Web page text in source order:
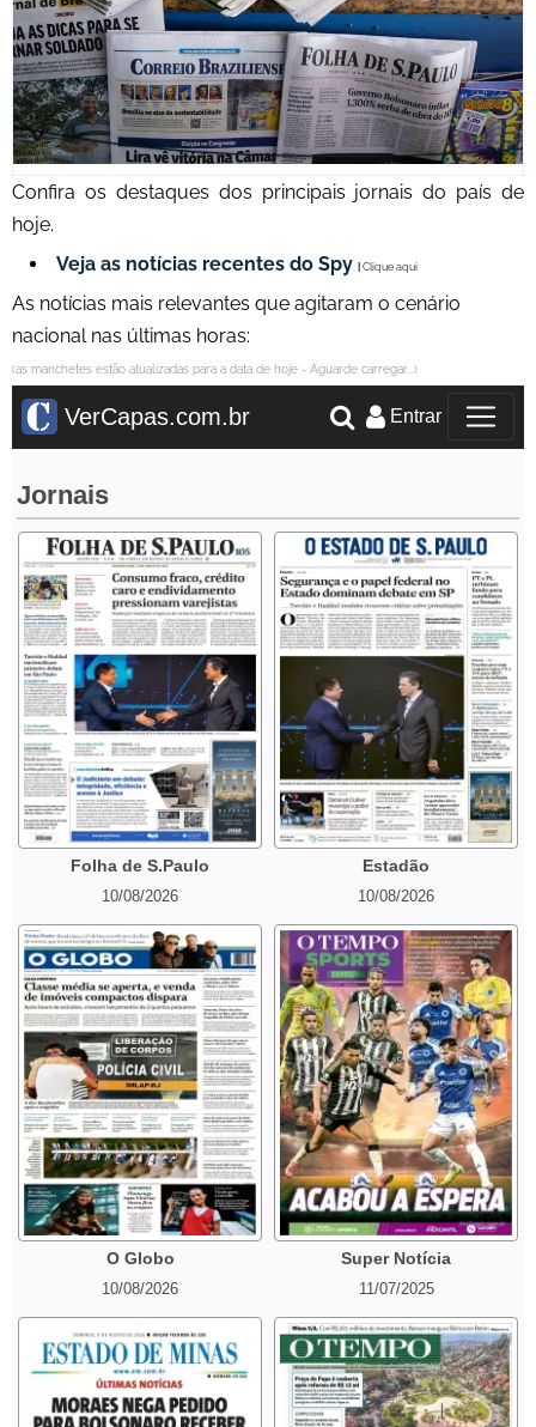
Confira os destaques dos principais jornais do país de
hoje.
Veja as notícias recentes do Spy
Clique aqui
As notícias mais relevantes que agitaram o cenário
nacional nas últimas horas:
(as manchetes estão atualizadas para a data de hoje - Aguarde carregar...)